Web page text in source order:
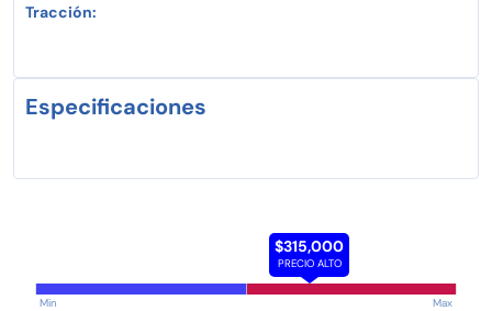
Tracción:
Especificaciones
$315,000
PRECIO ALTO
Min Max